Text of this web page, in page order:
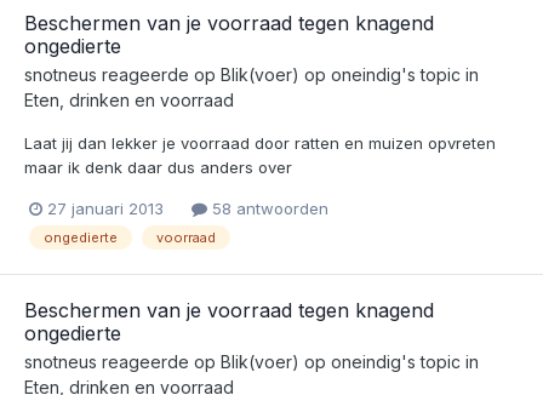
Beschermen van je voorraad tegen knagend
ongedierte
snotneus reageerde op Blik(voer) op oneindig's topic in
Eten, drinken en voorraad
Laat jij dan lekker je voorraad door ratten en muizen opvreten
maar ik denk daar dus anders over
27 januari 2013 58 antwoorden
ongedierte voorraad
Beschermen van je voorraad tegen knagend
ongedierte
snotneus reageerde op Blik(voer) op oneindig's topic in
Eten, drinken en voorraad